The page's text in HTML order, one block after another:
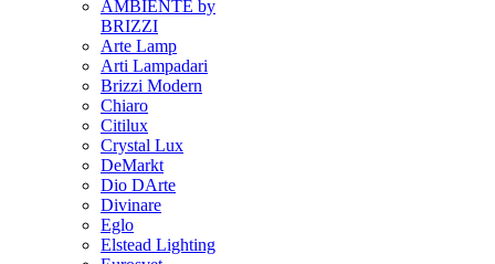
AMBIENTE by
BRIZZI
Arte Lamp
Arti Lampadari
Brizzi Modern
Chiaro
Citilux
Crystal Lux
DeMarkt
Dio DArte
Divinare
Eglo
Elstead Lighting